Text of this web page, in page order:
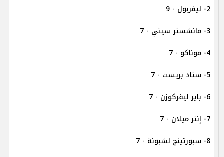
2- ليفربول - 9
3- مانشستر سيتي - 7
4- موناكو - 7
5- ستاد بريست - 7
6- باير ليفركوزن - 7
7- إنتر ميلان - 7
8- سبورتينج لشبونة - 7